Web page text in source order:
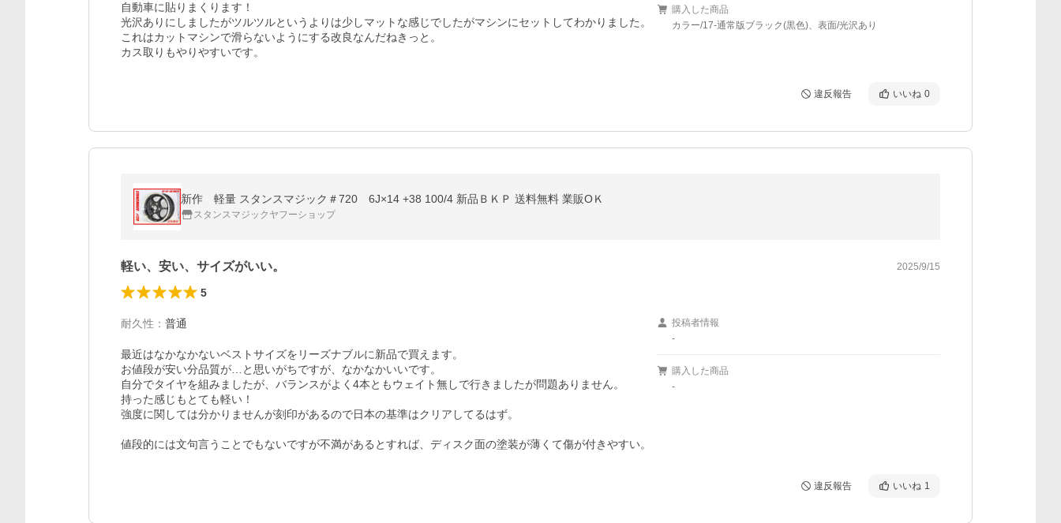
自動車に貼りまくります！
光沢ありにしましたがツルツルというよりは少しマットな感じでしたがマシンにセットしてわかりました。
これはカットマシンで滑らないようにする改良なんだねきっと。
カス取りもやりやすいです。
購入した商品
カラー/17-通常版ブラック(黒色)、表面/光沢あり
違反報告 いいね 0
新作 軽量 スタンスマジック＃720 6J×14 +38 100/4 新品ＢＫＰ 送料無料 業販OＫ
スタンスマジックヤフーショップ
軽い、安い、サイズがいい。 2025/9/15
5
耐久性 ： 普通
最近はなかなかないベストサイズをリーズナブルに新品で買えます。
お値段が安い分品質が…と思いがちですが、なかなかいいです。
自分でタイヤを組みましたが、バランスがよく4本ともウェイト無しで行きましたが問題ありません。
持った感じもとても軽い！
強度に関しては分かりませんが刻印があるので日本の基準はクリアしてるはず。
値段的には文句言うことでもないですが不満があるとすれば、ディスク面の塗装が薄くて傷が付きやすい。
投稿者情報
-
購入した商品
-
違反報告 いいね 1